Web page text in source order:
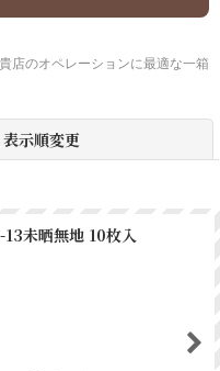
店のオペレーションに最適な一箱
表示順変更
未晒無地 10枚入